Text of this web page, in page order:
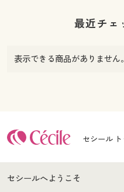
最近チェ
表示できる商品がありません。
セシール
セシールへようこそ